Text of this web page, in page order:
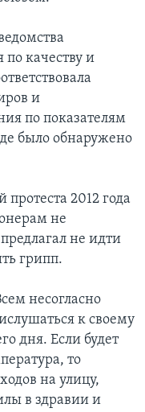
качеству и
и
по показателям
было обнаружено
2012 года
не
не идти
грипп.
несогласно
к своему
дня. Если будет
то
на улицу,
в здравии и